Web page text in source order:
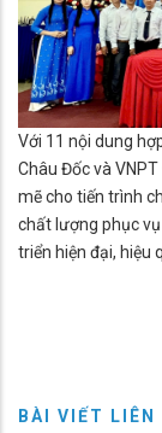
Với 11 nội dung
Châu Đốc và
mẽ cho tiến trình
chất lượng phục
triển hiện đại, hiệu
BÀI VIẾT LIÊN